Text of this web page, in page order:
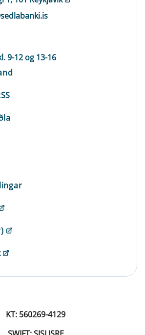
9-12 og 13-16
KT: 560269-4129